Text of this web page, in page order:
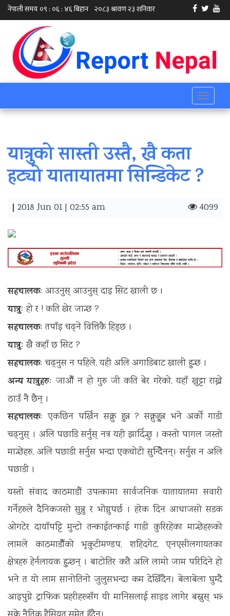
Toggle
यात्रुको सास्ती उस्तै, खै कता
हट्यो यातायातमा सिन्डिकेट ?
| 2018 Jun 01 | 02:55 am 4099
सहचालकः आउनुस् आउनुस् दाइ सिट खाली छ ।
यात्रुः हो र ! कति खेर जान्छ ?
सहचालकः तपाँइ चढ्ने वित्तिकै हिड्छ ।
यात्रुः खै कहाँ छ सिट ?
सहचालकः चढ्नुस न पहिले, यही अलि अगाडिबाट खाली हुन्छ ।
अन्य यात्रुहरुः जाऔँ न हो गुरु जी कति बेर गरेको, यहाँ खुट्टा राख्ने
ठाउँ नै छैन् ।
सहचालकः एकछिन पर्खिन सक्नु हुन्न ? सक्नुहु्न्न भने अर्को गाडी
चढ्नुस् । अलि पछाडि सर्नुस् नत्र यही झार्दिन्छु । कस्तो पागल जस्तो
मान्छेहरु, अलि पछाडी सर्नुस भन्दा एकचोटी सुन्दिैनन्। सर्नुस न अलि
पछाडी ।
यस्तो संवाद काठमाडौं उपत्कामा सार्वजनिक यातायातमा सवारी
गर्नेहरुले दैनिकजसो सुन्नु र भोग्नुपर्छ । हरेक दिन आधाजसो सडक
ओगटेर दायाँपट्टि मुन्टो तन्काईतन्काई गाडी कुरिरहेका मान्छेहरूको
लामले काठमाडौँको भृकुटीमण्डप, शहिदगेट, एनएसीलगायतका
क्षेत्रहरु हेर्नलायक हुन्छन् । बाटोतिर कतै अलि लामो जाम परिदिने हो
भने त यो लाम सानोतिनो जुलुसभन्दा कम देखिँदैन। बेलाबेला घुम्दै
आइपुग्ने ट्राफिक प्रहरीहरूसँग यी मानिसलाई साइड लागेर बस्नुस् भन्न्